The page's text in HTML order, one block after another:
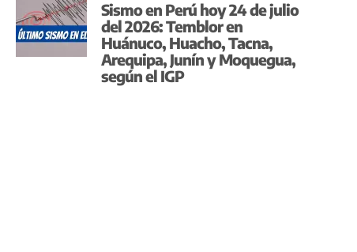
Sismo en Perú hoy 24 de julio
del 2026: Temblor en
Huánuco, Huacho, Tacna,
Arequipa, Junín y Moquegua,
según el IGP